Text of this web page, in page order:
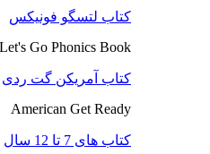
کتاب لتسگو فونیکس
Let's Go Phonics Book
کتاب آمریکن گت ردی
American Get Ready
کتاب های 7 تا 12 سال